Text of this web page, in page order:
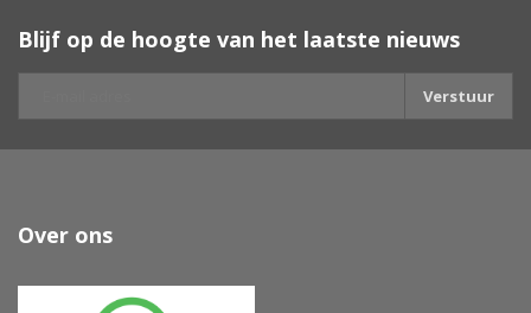
Blijf op de hoogte van het laatste nieuws
Verstuur
Over ons